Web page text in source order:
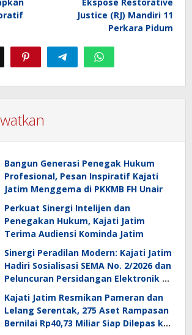
Justice (RJ) Mandiri 11
Perkara Pidum
Bangun Generasi Penegak Hukum
Profesional, Pesan Inspiratif Kajati
Jatim Menggema di PKKMB FH Unair
Perkuat Sinergi Intelijen dan
Penegakan Hukum, Kajati Jatim
Terima Audiensi Kominda Jatim
Sinergi Peradilan Modern: Kajati Jatim
Hadiri Sosialisasi SEMA No. 2/2026 dan
Peluncuran Persidangan Elektronik di
Kajati Jatim Resmikan Pameran dan
Lelang Serentak, 275 Aset Rampasan
Bernilai Rp40,73 Miliar Siap Dilepas ke